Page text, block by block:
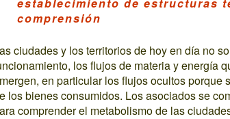
comprensión
ciudades y los territorios de hoy en día no
los flujos de materia y energía
en particular los flujos ocultos
los bienes consumidos. Los asociados se
comprender el metabolismo de las